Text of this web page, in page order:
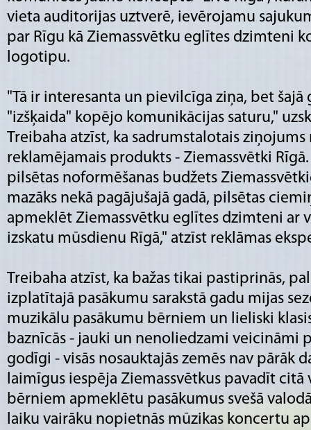
vieta auditorijas uztverē, ievērojamu
par Rīgu kā Ziemassvētku eglītes dzimteni
logotipu.
"Tā ir interesanta un pievilcīga ziņa, bet
"izšķaida" kopējo komunikācijas saturu,"
Treibaha atzīst, ka sadrumstalotais
reklamējamais produkts - Ziemassvētki
pilsētas noformēšanas budžets
mazāks nekā pagājušajā gadā, pilsētas
apmeklēt Ziemassvētku eglītes dzimteni ar
izskatu mūsdienu Rīgā," atzīst reklāmas
Treibaha atzīst, ka bažas tikai pastiprinās,
izplatītajā pasākumu sarakstā gadu mijas
muzikālu pasākumu bērniem un lieliski
baznīcās - jauki un nenoliedzami veicināmi
godīgi - visās nosauktajās zemēs nav pārāk
laimīgus iespēja Ziemassvētkus pavadīt citā
bērniem apmeklētu pasākumus svešā
laiku vairāku nopietnās mūzikas koncertu